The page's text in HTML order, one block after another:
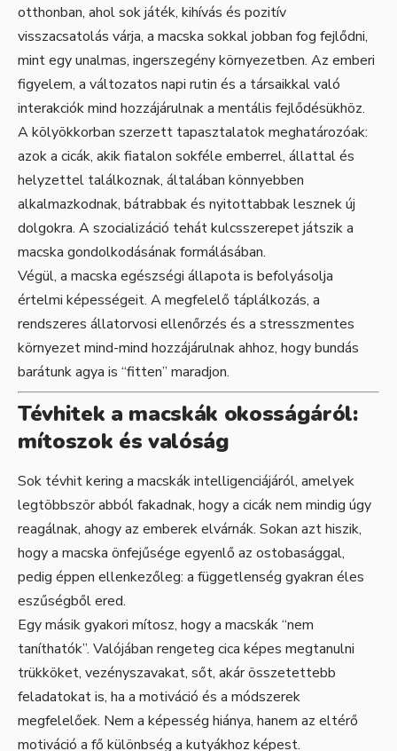
otthonban, ahol sok játék, kihívás és pozitív
visszacsatolás várja, a macska sokkal jobban fog fejlődni,
mint egy unalmas, ingerszegény környezetben. Az emberi
figyelem, a változatos napi rutin és a társaikkal való
interakciók mind hozzájárulnak a mentális fejlődésükhöz.
A kölyökkorban szerzett tapasztalatok meghatározóak:
azok a cicák, akik fiatalon sokféle emberrel, állattal és
helyzettel találkoznak, általában könnyebben
alkalmazkodnak, bátrabbak és nyitottabbak lesznek új
dolgokra. A szocializáció tehát kulcsszerepet játszik a
macska gondolkodásának formálásában.
Végül, a macska egészségi állapota is befolyásolja
értelmi képességeit. A megfelelő táplálkozás, a
rendszeres állatorvosi ellenőrzés és a stresszmentes
környezet mind-mind hozzájárulnak ahhoz, hogy bundás
barátunk agya is “fitten” maradjon.
Tévhitek a macskák okosságáról:
mítoszok és valóság
Sok tévhit kering a macskák intelligenciájáról, amelyek
legtöbbször abból fakadnak, hogy a cicák nem mindig úgy
reagálnak, ahogy az emberek elvárnák. Sokan azt hiszik,
hogy a macska önfejűsége egyenlő az ostobasággal,
pedig éppen ellenkezőleg: a függetlenség gyakran éles
eszűségből ered.
Egy másik gyakori mítosz, hogy a macskák “nem
taníthatók”. Valójában rengeteg cica képes megtanulni
trükköket, vezényszavakat, sőt, akár összetettebb
feladatokat is, ha a motiváció és a módszerek
megfelelőek. Nem a képesség hiánya, hanem az eltérő
motiváció a fő különbség a kutyákhoz képest.